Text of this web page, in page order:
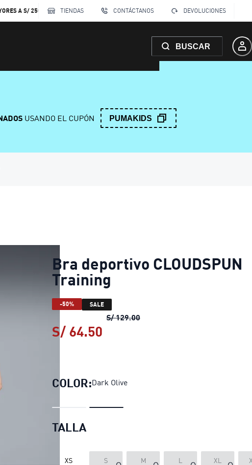
A S/ 250 TIENDAS CONTÁCTANOS DEVOLUCIONES
BUSCAR
USANDO EL CUPÓN PUMAKIDS
Bra deportivo CLOUDSPUN
Training
-50% SALE
S/ 129.00Bra deportivo CLOUDSPUN
S/ 64.50
COLOR:Dark Olive
TALLA
XS S M L XL